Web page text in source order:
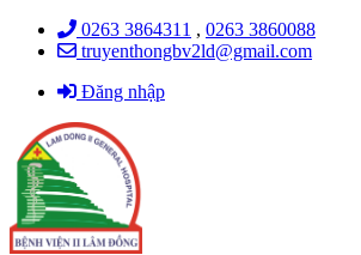
0263 3864311 , 0263 3860088
truyenthongbv2ld@gmail.com
Đăng nhập